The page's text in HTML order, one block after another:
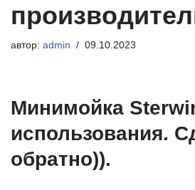
автор: admin 09.10.2023
Минимойка
использования.
обратно)).